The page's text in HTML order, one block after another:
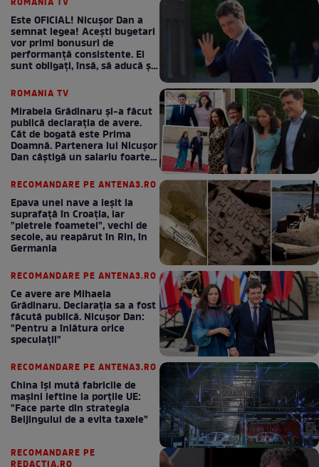
Este OFICIAL! Nicușor Dan a
semnat legea! Acești bugetari
vor primi bonusuri de
performanță consistente. Ei
sunt obligați, însă, să aducă și
ROMANIA TV
Mirabela Grădinaru și-a făcut
publică declarația de avere.
Cât de bogată este Prima
Doamnă. Partenera lui Nicușor
Dan câștigă un salariu foarte
RECOMANDARE PE ANTENA3.RO
Epava unei nave a ieșit la
suprafață în Croația, iar
"pietrele foametei", vechi de
secole, au reapărut în Rin, în
Germania
RECOMANDARE PE ANTENA3.RO
Ce avere are Mihaela
Grădinaru. Declarația sa a fost
făcută publică. Nicușor Dan:
"Pentru a înlătura orice
speculații"
RECOMANDARE PE ANTENA3.RO
China își mută fabricile de
mașini ieftine la porțile UE:
"Face parte din strategia
Beijingului de a evita taxele"
RECOMANDARE PE